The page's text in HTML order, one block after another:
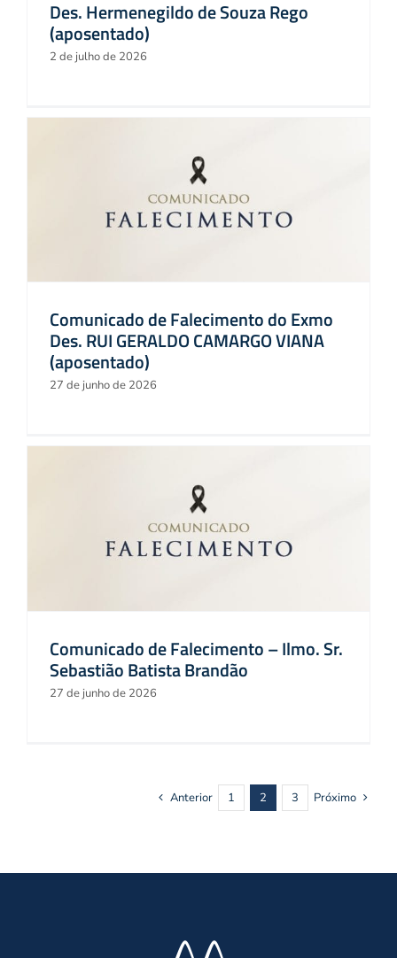
Des. Hermenegildo de Souza Rego
(aposentado)
2 de julho de 2026
Comunicado de Falecimento do Exmo
Des. RUI GERALDO CAMARGO VIANA
(aposentado)
27 de junho de 2026
Comunicado de Falecimento – Ilmo. Sr.
Sebastião Batista Brandão
27 de junho de 2026
Anterior 1 2 3 Próximo